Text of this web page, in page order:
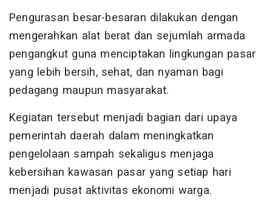
Pengurasan besar-besaran dilakukan dengan
mengerahkan alat berat dan sejumlah armada
pengangkut guna menciptakan lingkungan pasar
yang lebih bersih, sehat, dan nyaman bagi
pedagang maupun masyarakat.
Kegiatan tersebut menjadi bagian dari upaya
pemerintah daerah dalam meningkatkan
pengelolaan sampah sekaligus menjaga
kebersihan kawasan pasar yang setiap hari
menjadi pusat aktivitas ekonomi warga.